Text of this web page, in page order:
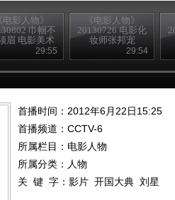
电影人物》
巾帼不
眉 电影美术
——费兰馨
29:55
《电影人物》
20130726 电影化
妆师张邦宠
29:54
首播时间：2012年6月22日15:25
首播频道： CCTV-6
所属栏目： 电影人物
所属分类：人物
关 键 字： 影片 开国大典 刘星